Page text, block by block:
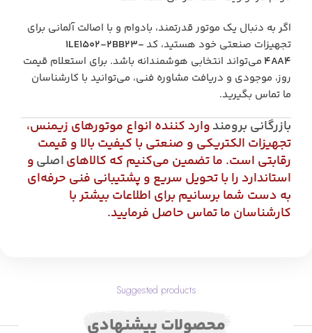
اگر به دنبال یک موتور قدرتمند، بادوام و با اصالت آلمانی برای
تجهیزات صنعتی خود هستید، کد1LE1502-2BB23-
4AA4 می‌تواند انتخابی هوشمندانه باشد. برای استعلام قیمت
روز، موجودی و دریافت مشاوره فنی، می‌توانید با کارشناسان
ما تماس بگیرید.
بازرگانی برومندوارد کننده انواع موتورهای زیمنس،
تجهیزات الکتریکی و صنعتی با کیفیت بالا و قیمت
رقابتی است. ما تضمین می‌کنیم که کالاهایاصلیو
استاندارد را با تحویل سریع و پشتیبانی فنی حرفه‌ای
به دست شما برسانیم برای اطلاعات بیشتر با
کارشناسان ما تماس حاصل فرمایید.
Suggested products
محصولات پیشنهادی